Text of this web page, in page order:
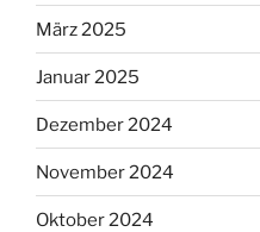
März 2025
Januar 2025
Dezember 2024
November 2024
Oktober 2024